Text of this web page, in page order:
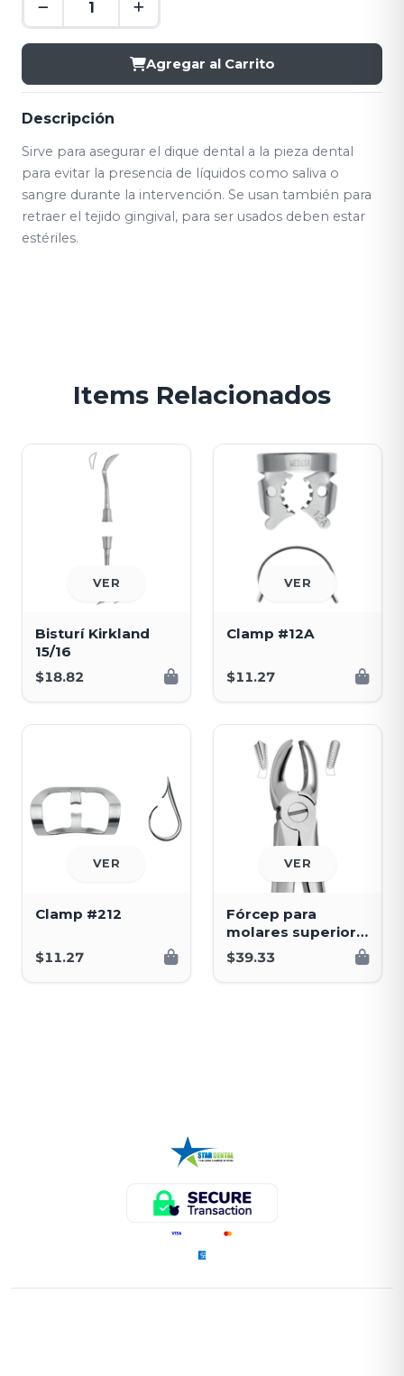
Agregar al Carrito
Descripción
Sirve para asegurar el dique dental a la pieza dental
para evitar la presencia de líquidos como saliva o
sangre durante la intervención. Se usan también para
retraer el tejido gingival, para ser usados deben estar
estériles.
Items Relacionados
VER
Bisturí Kirkland
15/16
$18.82
VER
Clamp #12A
$11.27
VER
Clamp #212
$11.27
VER
Fórcep para
molares superior
derecho
$39.33